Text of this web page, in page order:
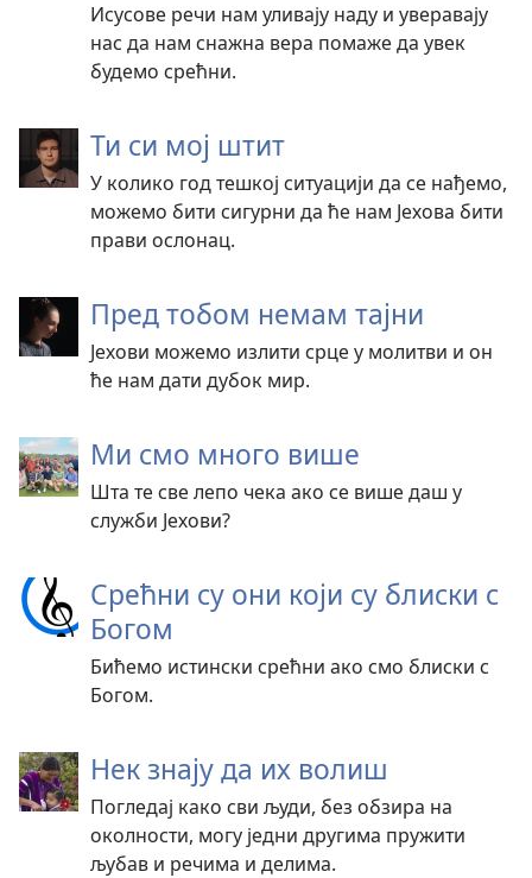
Исусове речи нам уливају наду и уверавају
нас да нам снажна вера помаже да увек
будемо срећни.
Ти си мој штит
У колико год тешкој ситуацији да се нађемо,
можемо бити сигурни да ће нам Јехова бити
прави ослонац.
Пред тобом немам тајни
Јехови можемо излити срце у молитви и он
ће нам дати дубок мир.
Ми смо много више
Шта те све лепо чека ако се више даш у
служби Јехови?
Срећни су они који су блиски с
Богом
Бићемо истински срећни ако смо блиски с
Богом.
Нек знају да их волиш
Погледај како сви људи, без обзира на
околности, могу једни другима пружити
љубав и речима и делима.